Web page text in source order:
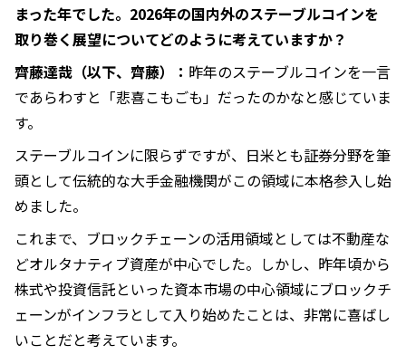
まった年でした。2026年の国内外のステーブルコインを
取り巻く展望についてどのように考えていますか？
齊藤達哉（以下、齊藤）： 昨年のステーブルコインを一言
であらわすと「悲喜こもごも」だったのかなと感じていま
す。
ステーブルコインに限らずですが、日米とも証券分野を筆
頭として伝統的な大手金融機関がこの領域に本格参入し始
めました。
これまで、ブロックチェーンの活用領域としては不動産な
どオルタナティブ資産が中心でした。しかし、昨年頃から
株式や投資信託といった資本市場の中心領域にブロックチ
ェーンがインフラとして入り始めたことは、非常に喜ばし
いことだと考えています。